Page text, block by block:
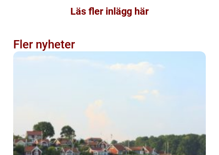
Läs fler inlägg här
Fler nyheter